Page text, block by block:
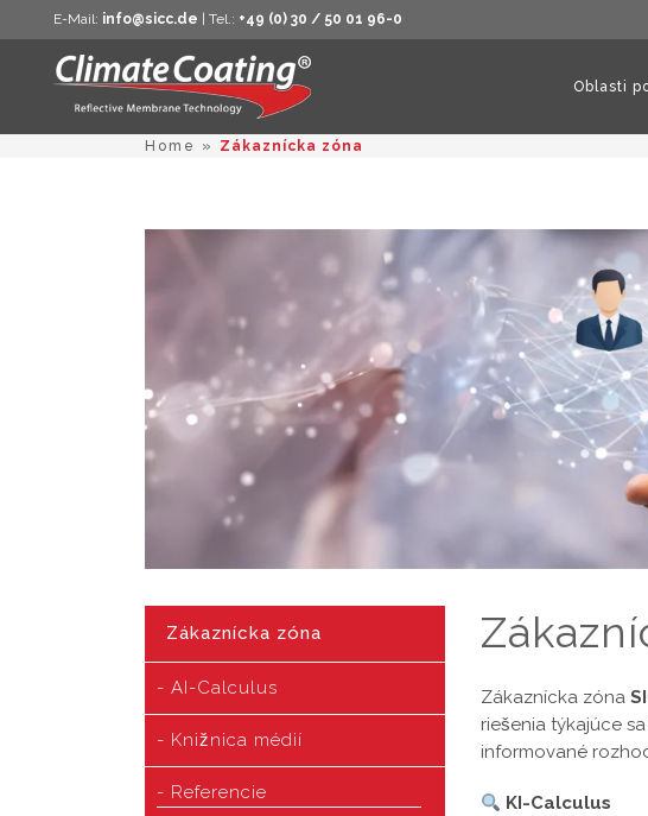
E-Mail: info@sicc.de | Tel.: +49 (0) 30 / 50 01 96-0
Oblasti
Home » Zákaznícka zóna
Zákaznícka zóna
AI-Calculus
Knižnica médií
Referencie
Zákaznícka zóna
riešenia týkajúce
informované
KI-Calculus